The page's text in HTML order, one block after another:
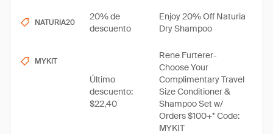
NATURIA20
20% de
descuento
Enjoy 20% Off Naturia
Dry Shampoo
MYKIT
Último
descuento:
$22,40
Rene Furterer-
Choose Your
Complimentary Travel
Size Conditioner &
Shampoo Set w/
Orders $100+* Code:
MYKIT